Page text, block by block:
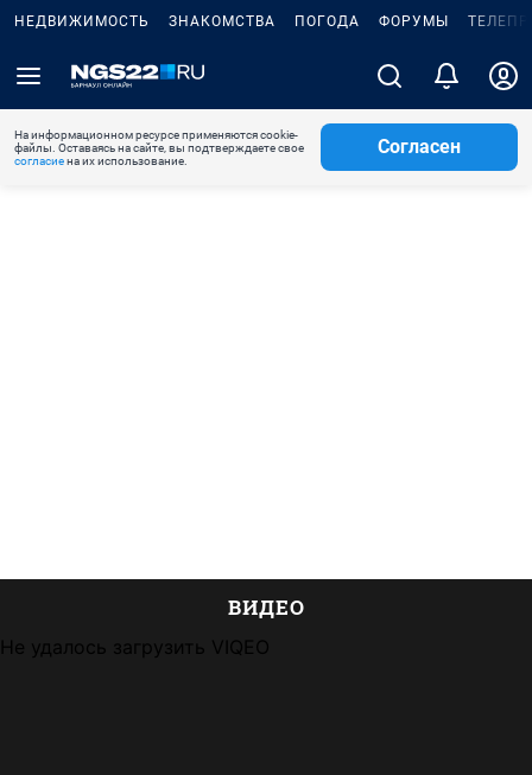
НЕДВИЖИМОСТЬ ЗНАКОМСТВА ПОГОДА ФОРУМЫ
На информационном ресурсе применяются cookie-
файлы. Оставаясь на сайте, вы подтверждаете свое
согласиена их использование.
Согласен
ВИДЕО
Не удалось загрузить VIQEO